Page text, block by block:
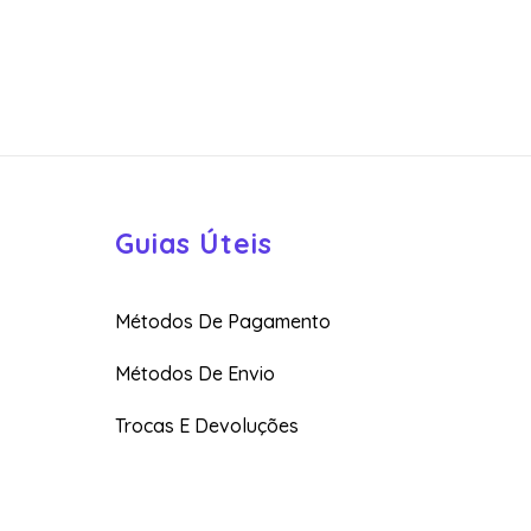
Guias Úteis
Métodos De Pagamento
Métodos De Envio
Trocas E Devoluções